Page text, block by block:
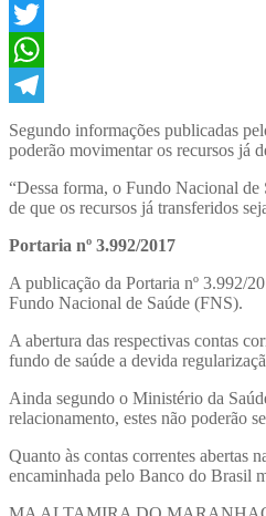
Facebook
Twitter
WhatsApp
Telegram
Segundo informações publicadas
poderão movimentar os recursos já
“Dessa forma, o Fundo Nacional de
de que os recursos já transferidos
Portaria nº 3.992/2017
A publicação da Portaria nº 3.992/
Fundo Nacional de Saúde (FNS).
A abertura das respectivas contas
fundo de saúde a devida
Ainda segundo o Ministério da
relacionamento, estes não poderão
Quanto às contas correntes abertas
encaminhada pelo Banco do Brasil